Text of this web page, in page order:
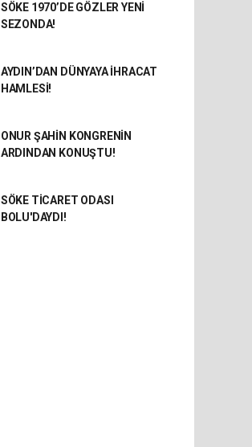
SÖKE 1970’DE GÖZLER YENİ
SEZONDA!
AYDIN’DAN DÜNYAYA İHRACAT
HAMLESİ!
ONUR ŞAHİN KONGRENİN
ARDINDAN KONUŞTU!
SÖKE TİCARET ODASI
BOLU'DAYDI!